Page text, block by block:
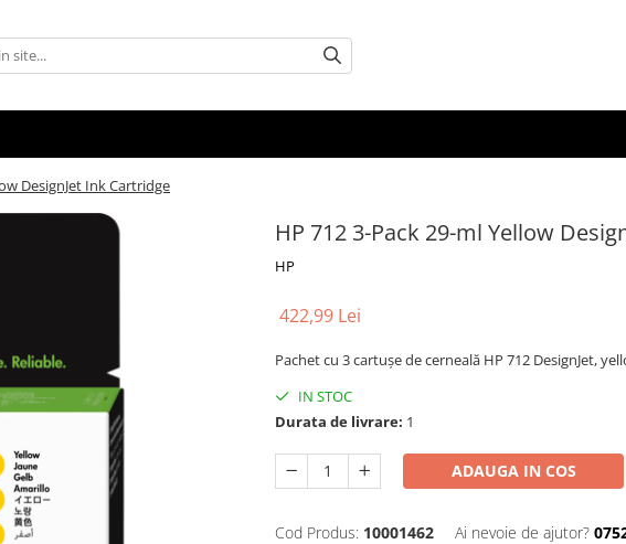
DesignJet Ink Cartridge
HP 712 3-Pack 29-ml Yellow
HP
422,99 Lei
Pachet cu 3 cartuşe de cerneală HP 712 DesignJet,
IN STOC
Durata de livrare: 1
ADAUGA IN COS
Cod Produs: 10001462 Ai nevoie de ajutor?